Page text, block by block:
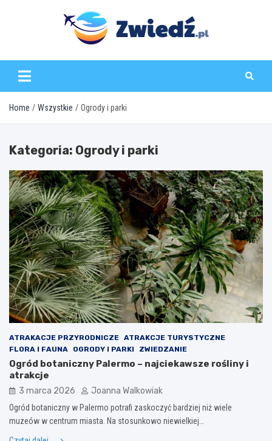
zwiedz.pl
Home Wszystkie Ogrody i parki
Kategoria: Ogrody i parki
ATRAKACJE PRZYRODNICZE ATRAKCJE TURYSTYCZNE
FLORA I FAUNA
OGRODY I PARKI ZWIEDZANIE
Ogród botaniczny Palermo – najciekawsze rośliny i
atrakcje
3 marca 2026 Joanna Walkowiak
Ogród botaniczny w Palermo potrafi zaskoczyć bardziej niż wiele
muzeów w centrum miasta. Na stosunkowo niewielkiej…